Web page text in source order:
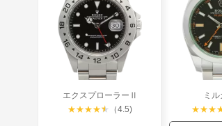
エクスプローラーⅡ
★★★★★ （4.5)
ミ
★★★